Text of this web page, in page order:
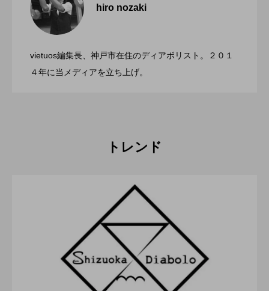
hiro nozaki
vietuos編集長、神戸市在住のディアボリスト。２０１
４年に当メディアを立ち上げ。
2022.06.21
2022.06.21
催。運営スタッフも募集中。
トレンド